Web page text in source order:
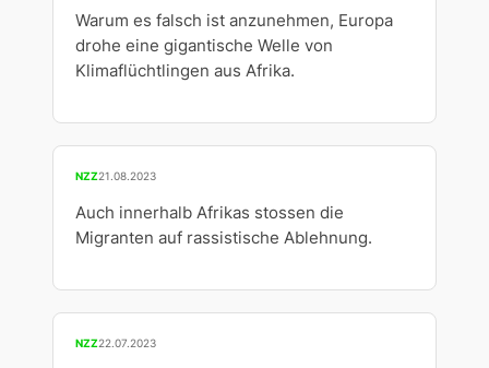
Warum es falsch ist anzunehmen, Europa
drohe eine gigantische Welle von
Klimaflüchtlingen aus Afrika.
NZZ21.08.2023
Auch innerhalb Afrikas stossen die
Migranten auf rassistische Ablehnung.
NZZ22.07.2023